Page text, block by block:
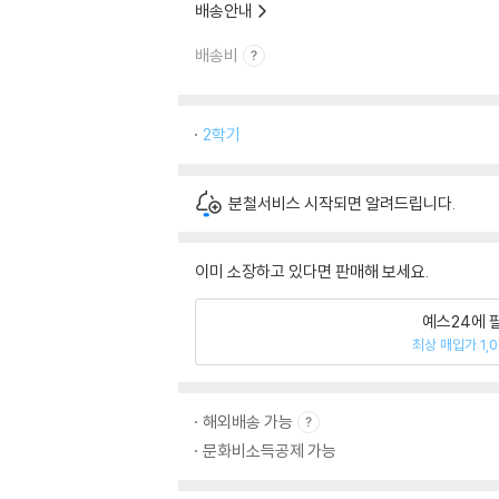
배송안내
배송비
2학기
분철서비스 시작되면 알려드립니다.
이미 소장하고 있다면 판매해 보세요.
예스24에
최상 매입가
해외배송 가능
문화비소득공제 가능